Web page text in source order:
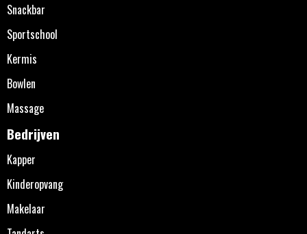
Snackbar
Sportschool
Kermis
Bowlen
Massage
Bedrijven
Kapper
Kinderopvang
Makelaar